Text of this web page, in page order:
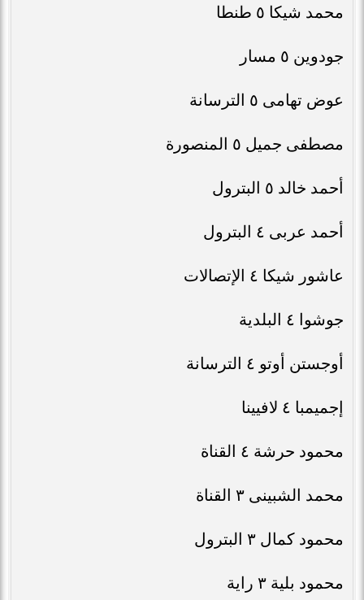
محمد شيكا ٥ طنطا
جودوين ٥ مسار
عوض تهامى ٥ الترسانة
مصطفى جميل ٥ المنصورة
أحمد خالد ٥ البترول
أحمد عربى ٤ البترول
عاشور شيكا ٤ الإتصالات
جوشوا ٤ البلدية
أوجستن أوتو ٤ الترسانة
إجميمبا ٤ لافيينا
محمود حرشة ٤ القناة
محمد الشبينى ٣ القناة
محمود كمال ٣ البترول
محمود بلية ٣ راية